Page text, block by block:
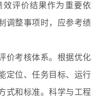
评价结果作为重要依
调整事项时，应参考绩
考核体系。根据优化
定位、任务目标、运行
式和标准。科学与工程